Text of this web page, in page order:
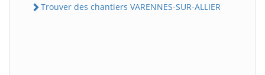
Trouver des chantiers VARENNES-SUR-ALLIER